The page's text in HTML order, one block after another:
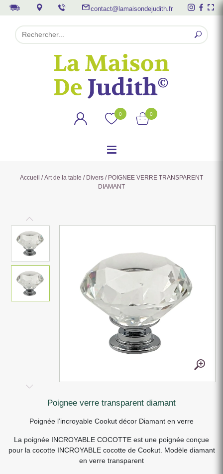
contact@lamaisondejudith.fr
0 0
Accueil /Art de la table / Divers / POIGNEE VERRE TRANSPARENT
DIAMANT
poignee verre transparent diamant
Poignée l’incroyable Cookut décor Diamant en verre
La poignée INCROYABLE COCOTTE est une poignée conçue
pour la cocotte INCROYABLE cocotte de Cookut. Modèle diamant
en verre transparent